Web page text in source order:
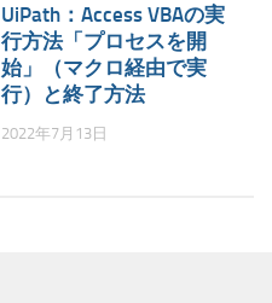
UiPath：Access VBAの実
行方法「プロセスを開
始」（マクロ経由で実
行）と終了方法
2022年7月13日